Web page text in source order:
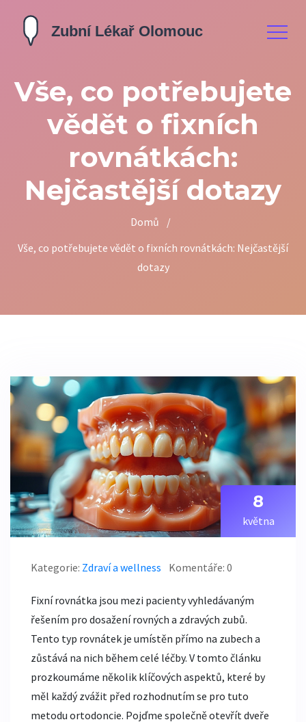
Vše, co potřebujete
vědět o fixních
rovnátkách:
Nejčastější dotazy
Domů
/
Vše, co potřebujete vědět o fixních rovnátkách: Nejčastější
dotazy
8
května
Kategorie: Zdraví a wellness Komentáře: 0
Fixní rovnátka jsou mezi pacienty vyhledávaným
řešením pro dosažení rovných a zdravých zubů.
Tento typ rovnátek je umístěn přímo na zubech a
zůstává na nich během celé léčby. V tomto článku
prozkoumáme několik klíčových aspektů, které by
měl každý zvážit před rozhodnutím se pro tuto
metodu ortodoncie. Pojďme společně otevřít dveře